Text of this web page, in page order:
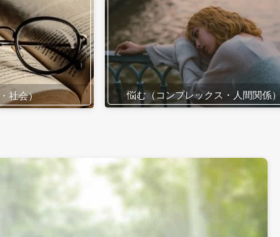
社会） 悩む（コンプレックス・人間関係）